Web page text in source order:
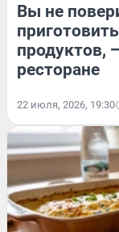
Вы не
продуктов,
ресторане
22 июля, 2026, 19:30